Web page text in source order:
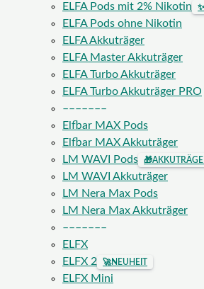
ELFA Pods mit 2% Nikotin
✨
ELFA Pods ohne Nikotin
ELFA Akkuträger
ELFA Master Akkuträger
ELFA Turbo Akkuträger
ELFA Turbo Akkuträger PRO
–––––––
Elfbar MAX Pods
Elfbar MAX Akkuträger
LM WAVI Pods
🎁
LM WAVI Akkuträger
LM Nera Max Pods
LM Nera Max Akkuträger
–––––––
ELFX
ELFX 2
🚀NEUHEIT
ELFX Mini